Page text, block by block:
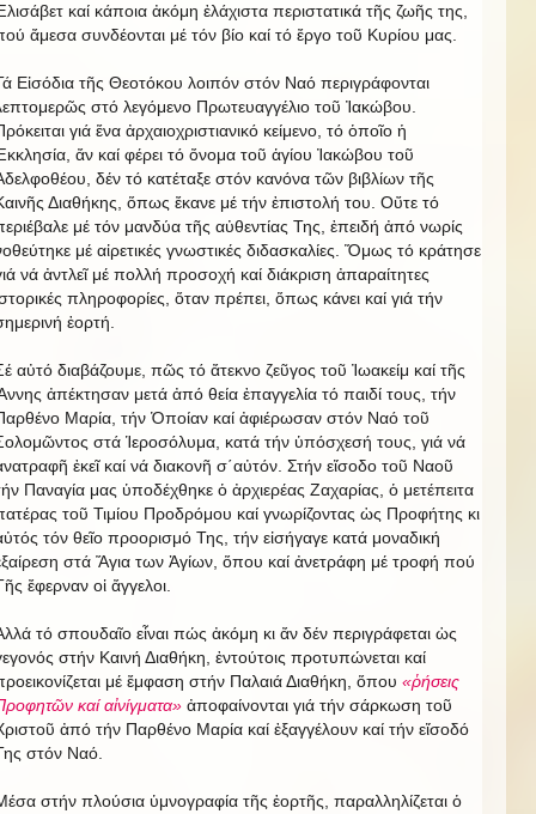
καί κάποια ἀκόμη ἐλάχιστα περιστατικά τῆς ζωῆς της,
ἄμεσα συνδέονται μέ τόν βίο καί τό ἔργο τοῦ Κυρίου μας.
Εἰσόδια τῆς Θεοτόκου λοιπόν στόν Ναό περιγράφονται
στό λεγόμενο Πρωτευαγγέλιο τοῦ Ἰακώβου.
γιά ἕνα ἀρχαιοχριστιανικό κείμενο, τό ὁποῖο ἡ
ἄν καί φέρει τό ὄνομα τοῦ ἁγίου Ἰακώβου τοῦ
δέν τό κατέταξε στόν κανόνα τῶν βιβλίων τῆς
Διαθήκης, ὅπως ἔκανε μέ τήν ἐπιστολή του. Οὔτε τό
μέ τόν μανδύα τῆς αὐθεντίας Της, ἐπειδή ἀπό νωρίς
μέ αἰρετικές γνωστικές διδασκαλίες. Ὅμως τό κράτησε
νά ἀντλεῖ μέ πολλή προσοχή καί διάκριση ἀπαραίτητες
πληροφορίες, ὅταν πρέπει, ὅπως κάνει καί γιά τήν
ἑορτή.
αὐτό διαβάζουμε, πῶς τό ἄτεκνο ζεῦγος τοῦ Ἰωακείμ καί τῆς
ἀπέκτησαν μετά ἀπό θεία ἐπαγγελία τό παιδί τους, τήν
Μαρία, τήν Ὁποίαν καί ἀφιέρωσαν στόν Ναό τοῦ
στά Ἱεροσόλυμα, κατά τήν ὑπόσχεσή τους, γιά νά
ἐκεῖ καί νά διακονῆ σ΄αὐτόν. Στήν εἴσοδο τοῦ Ναοῦ
Παναγία μας ὑποδέχθηκε ὁ ἀρχιερέας Ζαχαρίας, ὁ μετέπειτα
τοῦ Τιμίου Προδρόμου καί γνωρίζοντας ὡς Προφήτης κι
τόν θεῖο προορισμό Της, τήν εἰσήγαγε κατά μοναδική
στά Ἅγια των Ἁγίων, ὅπου καί ἀνετράφη μέ τροφή πού
ἔφερναν οἱ ἄγγελοι.
τό σπουδαῖο εἶναι πώς ἀκόμη κι ἄν δέν περιγράφεται ὡς
στήν Καινή Διαθήκη, ἐντούτοις προτυπώνεται καί
μέ ἔμφαση στήν Παλαιά Διαθήκη, ὅπου «ῥήσεις
καί αἰνίγματα» ἀποφαίνονται γιά τήν σάρκωση τοῦ
ἀπό τήν Παρθένο Μαρία καί ἐξαγγέλουν καί τήν εἴσοδό
στόν Ναό.
στήν πλούσια ὑμνογραφία τῆς ἑορτῆς, παραλληλίζεται ὁ